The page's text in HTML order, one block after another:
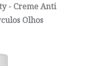
- Creme Anti
Olhos